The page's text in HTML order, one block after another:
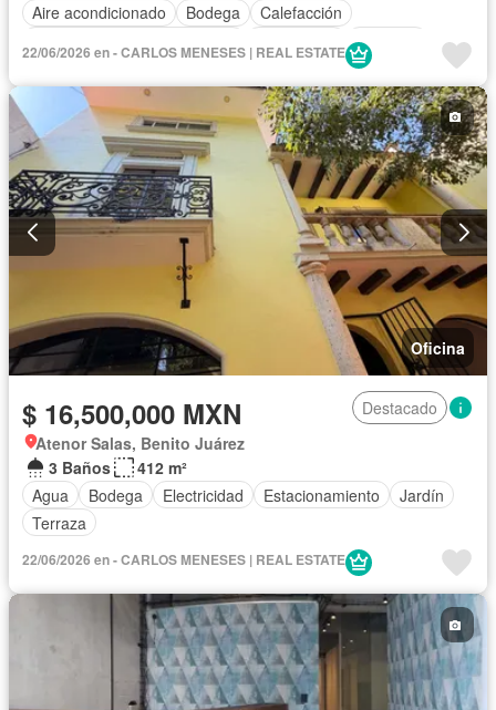
Aire acondicionado
Bodega
Calefacción
Elevador
Terraza
22/06/2026 en - CARLOS MENESES | REAL ESTATE
Oficina
$ 16,500,000 MXN
Destacado
Atenor Salas, Benito Juárez
3 Baños
412 m²
Agua
Bodega Electricidad Estacionamiento
Jardín
Terraza
22/06/2026 en - CARLOS MENESES | REAL ESTATE